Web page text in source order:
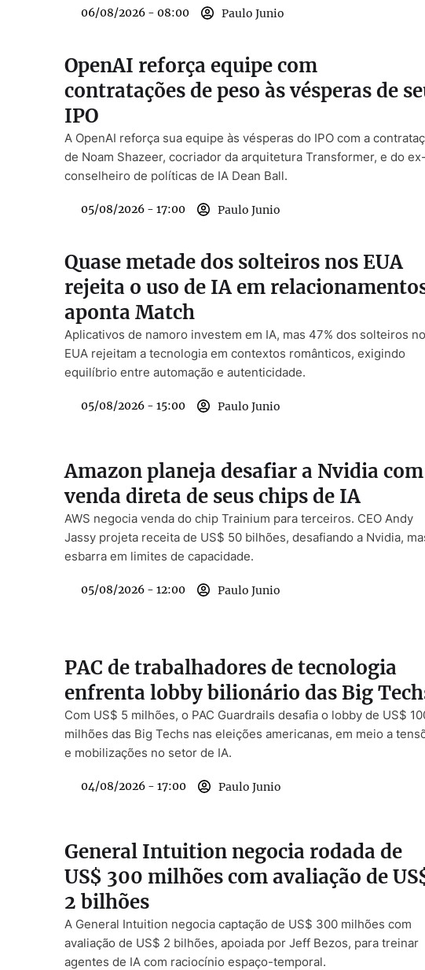
06/08/2026 - 08:00 Paulo Junio
OpenAI reforça equipe com
contratações de peso às vésperas de
IPO
A OpenAI reforça sua equipe às vésperas do IPO com a
de Noam Shazeer, cocriador da arquitetura Transformer, e do ex-
conselheiro de políticas de IA Dean Ball.
05/08/2026 - 17:00 Paulo Junio
Quase metade dos solteiros nos EUA
rejeita o uso de IA em
aponta Match
Aplicativos de namoro investem em IA, mas 47% dos solteiros
EUA rejeitam a tecnologia em contextos românticos, exigindo
equilíbrio entre automação e autenticidade.
05/08/2026 - 15:00 Paulo Junio
Amazon planeja desafiar a Nvidia
venda direta de seus chips de IA
AWS negocia venda do chip Trainium para terceiros. CEO Andy
Jassy projeta receita de US$ 50 bilhões, desafiando a Nvidia,
esbarra em limites de capacidade.
05/08/2026 - 12:00 Paulo Junio
PAC de trabalhadores de tecnologia
enfrenta lobby bilionário das Big
Com US$ 5 milhões, o PAC Guardrails desafia o lobby de US$
milhões das Big Techs nas eleições americanas, em meio a
e mobilizações no setor de IA.
04/08/2026 - 17:00 Paulo Junio
General Intuition negocia rodada de
US$ 300 milhões com avaliação de
2 bilhões
A General Intuition negocia captação de US$ 300 milhões com
avaliação de US$ 2 bilhões, apoiada por Jeff Bezos, para treinar
agentes de IA com raciocínio espaço-temporal.